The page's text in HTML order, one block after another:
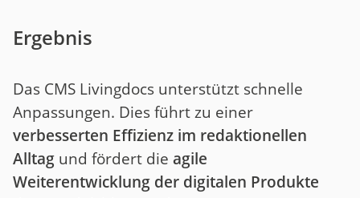
Ergebnis
Das CMS Livingdocs unterstützt schnelle
Anpassungen. Dies führt zu einer
verbesserten Effizienz im redaktionellen
Alltag und fördert die agile
Weiterentwicklung der digitalen Produkte